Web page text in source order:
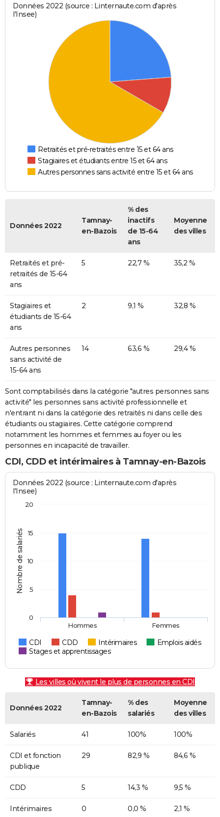
Données 2022 (source : Linternaute.com d'après
l'Insee)
Retraités et pré-retraités entre 15 et 64 ans
Stagiaires et étudiants entre 15 et 64 ans
Autres personnes sans activité entre 15 et 64 ans
Données 2022
Tamnay-
en-Bazois
% des
inactifs
de 15-64
ans
Moyenne
des villes
Retraités et pré-
retraités de 15-64
ans
5 22,7 % 35,2 %
Stagiaires et
étudiants de 15-64
ans
2 9,1 % 32,8 %
Autres personnes
sans activité de
15-64 ans
14 63,6 % 29,4 %
Sont comptabilisés dans la catégorie "autres personnes sans
activité" les personnes sans activité professionnelle et
n'entrant ni dans la catégorie des retraités ni dans celle des
étudiants ou stagiaires. Cette catégorie comprend
notamment les hommes et femmes au foyer ou les
personnes en incapacité de travailler.
CDI, CDD et intérimaires à Tamnay-en-Bazois
Nombre de salariés
Données 2022 (source : Linternaute.com d'après
l'Insee)
CDI CDD Intérimaires
Emplois aidés
Stages et apprentissages
Hommes Femmes
0
5
10
15
20
Les villes où vivent le plus de personnes en CDI
Données 2022
Tamnay-
en-Bazois
% des
salariés
Moyenne
des villes
Salariés 41 100% 100%
CDI et fonction
publique
29 82,9 % 84,6 %
CDD 5 14,3 % 9,5 %
Intérimaires 0 0,0 % 2,1 %